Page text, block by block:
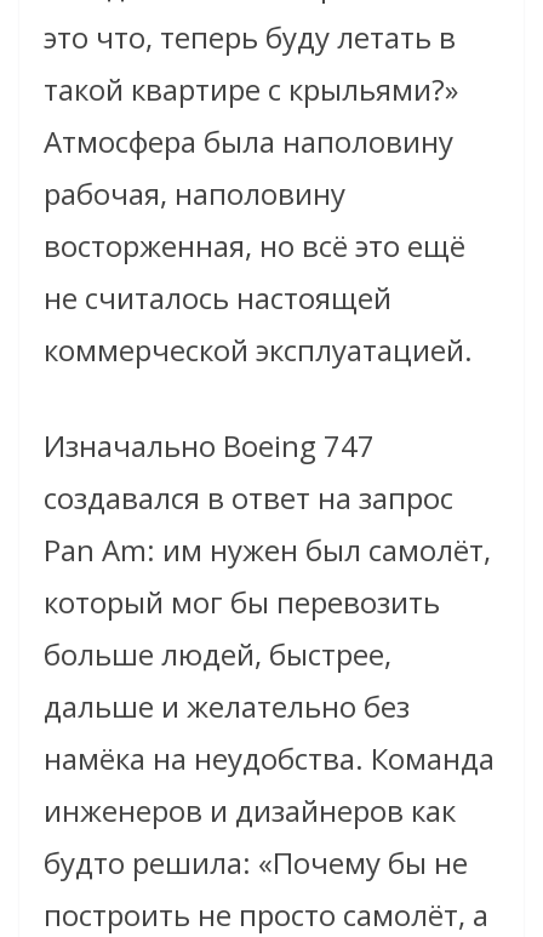
это что, теперь буду летать в
такой квартире с крыльями?»
Атмосфера была наполовину
рабочая, наполовину
восторженная, но всё это ещё
не считалось настоящей
коммерческой эксплуатацией.
Изначально Boeing 747
создавался в ответ на запрос
Pan Am: им нужен был самолёт,
который мог бы перевозить
больше людей, быстрее,
дальше и желательно без
намёка на неудобства. Команда
инженеров и дизайнеров как
будто решила: «Почему бы не
построить не просто самолёт, а